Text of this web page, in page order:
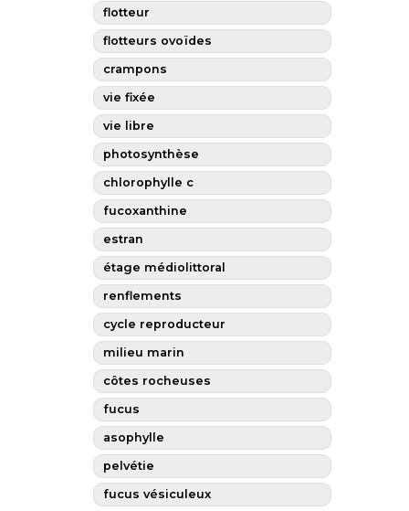
flotteur
flotteurs ovoïdes
crampons
vie fixée
vie libre
photosynthèse
chlorophylle c
fucoxanthine
estran
étage médiolittoral
renflements
cycle reproducteur
milieu marin
côtes rocheuses
fucus
asophylle
pelvétie
fucus vésiculeux